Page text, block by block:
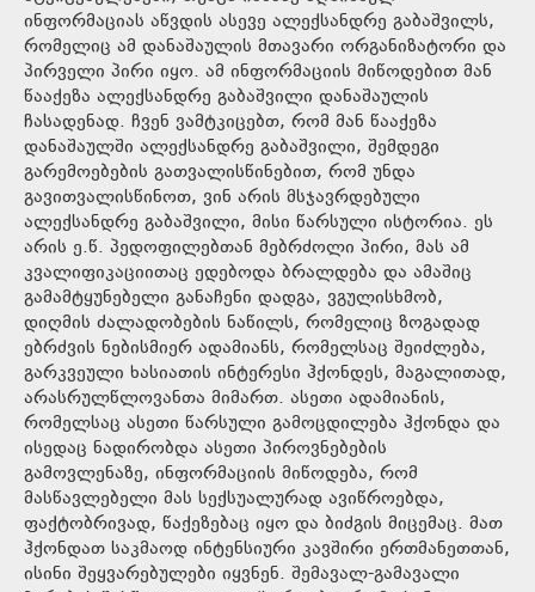
ინფორმაციას აწვდის ასევე ალექსანდრე გაბაშვილს,
რომელიც ამ დანაშაულის მთავარი ორგანიზატორი და
პირველი პირი იყო. ამ ინფორმაციის მიწოდებით მან
წააქეზა ალექსანდრე გაბაშვილი დანაშაულის
ჩასადენად. ჩვენ ვამტკიცებთ, რომ მან წააქეზა
დანაშაულში ალექსანდრე გაბაშვილი, შემდეგი
გარემოებების გათვალისწინებით, რომ უნდა
გავითვალისწინოთ, ვინ არის მსჯავრდებული
ალექსანდრე გაბაშვილი, მისი წარსული ისტორია. ეს
არის ე.წ. პედოფილებთან მებრძოლი პირი, მას ამ
კვალიფიკაციითაც ედებოდა ბრალდება და ამაშიც
გამამტყუნებელი განაჩენი დადგა, ვგულისხმობ,
დიღმის ძალადობების ნაწილს, რომელიც ზოგადად
ებრძვის ნებისმიერ ადამიანს, რომელსაც შეიძლება,
გარკვეული ხასიათის ინტერესი ჰქონდეს, მაგალითად,
არასრულწლოვანთა მიმართ. ასეთი ადამიანის,
რომელსაც ასეთი წარსული გამოცდილება ჰქონდა და
ისედაც ნადირობდა ასეთი პიროვნებების
გამოვლენაზე, ინფორმაციის მიწოდება, რომ
მასწავლებელი მას სექსუალურად ავიწროებდა,
ფაქტობრივად, წაქეზებაც იყო და ბიძგის მიცემაც. მათ
ჰქონდათ საკმაოდ ინტენსიური კავშირი ერთმანეთთან,
ისინი შეყვარებულები იყვნენ. შემავალ-გამავალი